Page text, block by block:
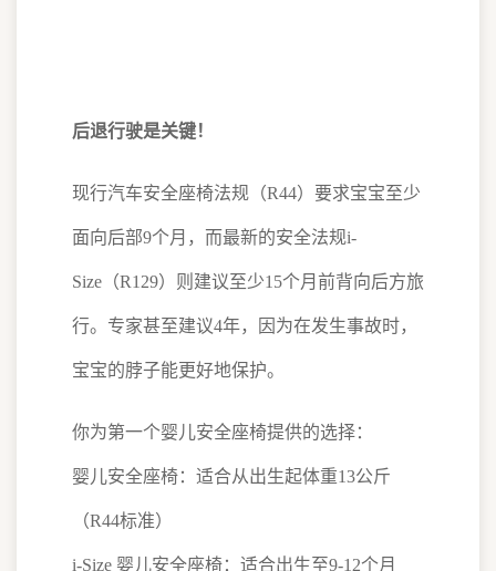
后退行驶是关键！
现行汽车安全座椅法规（R44）要求宝宝至少
面向后部9个月，而最新的安全法规i-
Size（R129）则建议至少15个月前背向后方旅
行。专家甚至建议4年，因为在发生事故时，
宝宝的脖子能更好地保护。
你为第一个婴儿安全座椅提供的选择：
婴儿安全座椅：适合从出生起体重13公斤
（R44标准）
i-Size 婴儿安全座椅：适合出生至9-12个月